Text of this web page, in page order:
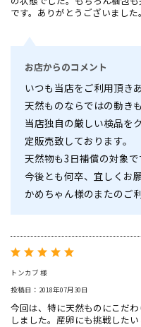
です。ありがとうございました。
お店からのコメント
いつも当店をご利用頂き
天然ものならではの動き
当店独自の厳しい検品を
定販売致しております。
天然物も3日補償の対象で
今後とも何卒、宜しくお
かめちゃん様のまたのご
トンカブ 様
投稿日：2018年07月30日
今回は、特に天然ものにこだ
しました。産卵にも挑戦したい